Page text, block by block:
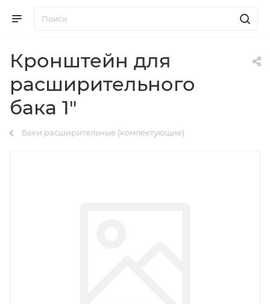
Кронштейн для
расширительного
бака 1"
Баки расширительные (комлектующие)